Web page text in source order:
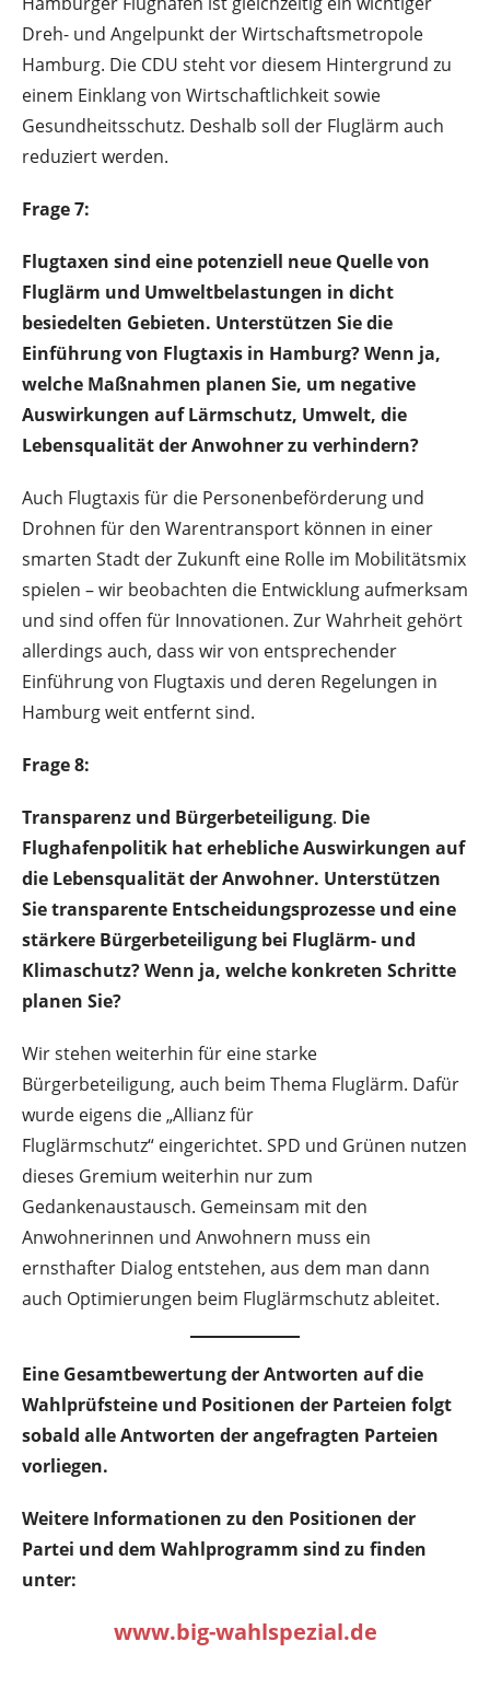
Dreh- und Angelpunkt der Wirtschaftsmetropole
Hamburg. Die CDU steht vor diesem Hintergrund zu
einem Einklang von Wirtschaftlichkeit sowie
Gesundheitsschutz. Deshalb soll der Fluglärm auch
reduziert werden.
Frage 7:
Flugtaxen sind eine potenziell neue Quelle von
Fluglärm und Umweltbelastungen in dicht
besiedelten Gebieten. Unterstützen Sie die
Einführung von Flugtaxis in Hamburg? Wenn ja,
welche Maßnahmen planen Sie, um negative
Auswirkungen auf Lärmschutz, Umwelt, die
Lebensqualität der Anwohner zu verhindern?
Auch Flugtaxis für die Personenbeförderung und
Drohnen für den Warentransport können in einer
smarten Stadt der Zukunft eine Rolle im Mobilitätsmix
spielen – wir beobachten die Entwicklung aufmerksam
und sind offen für Innovationen. Zur Wahrheit gehört
allerdings auch, dass wir von entsprechender
Einführung von Flugtaxis und deren Regelungen in
Hamburg weit entfernt sind.
Frage 8:
Transparenz und Bürgerbeteiligung. Die
Flughafenpolitik hat erhebliche Auswirkungen auf
die Lebensqualität der Anwohner. Unterstützen
Sie transparente Entscheidungsprozesse und eine
stärkere Bürgerbeteiligung bei Fluglärm- und
Klimaschutz? Wenn ja, welche konkreten Schritte
planen Sie?
Wir stehen weiterhin für eine starke
Bürgerbeteiligung, auch beim Thema Fluglärm. Dafür
wurde eigens die „Allianz für
Fluglärmschutz“ eingerichtet. SPD und Grünen nutzen
dieses Gremium weiterhin nur zum
Gedankenaustausch. Gemeinsam mit den
Anwohnerinnen und Anwohnern muss ein
ernsthafter Dialog entstehen, aus dem man dann
auch Optimierungen beim Fluglärmschutz ableitet.
Eine Gesamtbewertung der Antworten auf die
Wahlprüfsteine und Positionen der Parteien folgt
sobald alle Antworten der angefragten Parteien
vorliegen.
Weitere Informationen zu den Positionen der
Partei und dem Wahlprogramm sind zu finden
unter:
www.big-wahlspezial.de